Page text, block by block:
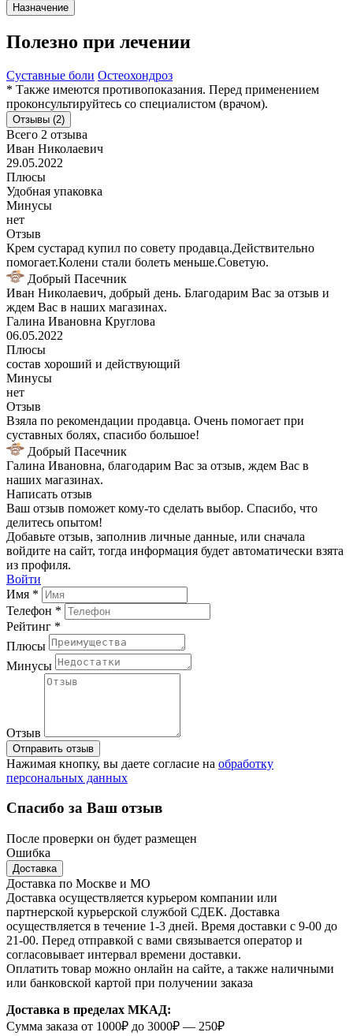
Назначение
Полезно при лечении
Суставные боли Остеохондроз
* Также имеются противопоказания. Перед применением
проконсультируйтесь со специалистом (врачом).
Отзывы (2)
Всего 2 отзыва
Иван Николаевич
29.05.2022
Плюсы
Удобная упаковка
Минусы
нет
Отзыв
Крем сустарад купил по совету продавца.Действительно
помогает.Колени стали болеть меньше.Советую.
Добрый Пасечник
Иван Николаевич, добрый день. Благодарим Вас за отзыв и
ждем Вас в наших магазинах.
Галина Ивановна Круглова
06.05.2022
Плюсы
состав хороший и действующий
Минусы
нет
Отзыв
Взяла по рекомендации продавца. Очень помогает при
суставных болях, спасибо большое!
Добрый Пасечник
Галина Ивановна, благодарим Вас за отзыв, ждем Вас в
наших магазинах.
Написать отзыв
Ваш отзыв поможет кому-то сделать выбор. Спасибо, что
делитесь опытом!
Добавьте отзыв, заполнив личные данные, или сначала
войдите на сайт, тогда информация будет автоматически взята
из профиля.
Войти
Имя *
Телефон *
Рейтинг *
Плюсы
Минусы
Отзыв
Отправить отзыв
Нажимая кнопку, вы даете согласие на обработку
персональных данных
Спасибо за Ваш отзыв
После проверки он будет размещен
Ошибка
Доставка
Доставка по Москве и МО
Доставка осуществляется курьером компании или
партнерской курьерской службой СДЕК. Доставка
осуществляется в течение 1-3 дней. Время доставки с 9-00 до
21-00. Перед отправкой с вами связывается оператор и
согласовывает интервал времени доставки.
Оплатить товар можно онлайн на сайте, а также наличными
или банковской картой при получении заказа
Доставка в пределах МКАД:
Сумма заказа от 1000₽ до 3000₽ — 250₽